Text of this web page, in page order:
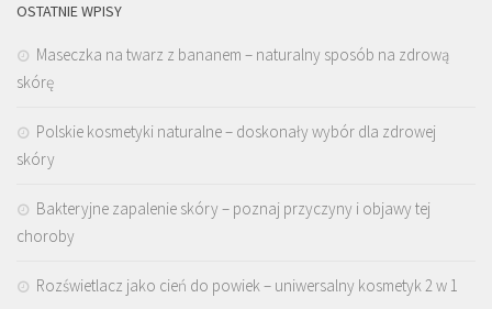
OSTATNIE WPISY
Maseczka na twarz z bananem – naturalny sposób na zdrową
skórę
Polskie kosmetyki naturalne – doskonały wybór dla zdrowej
skóry
Bakteryjne zapalenie skóry – poznaj przyczyny i objawy tej
choroby
Rozświetlacz jako cień do powiek – uniwersalny kosmetyk 2 w 1